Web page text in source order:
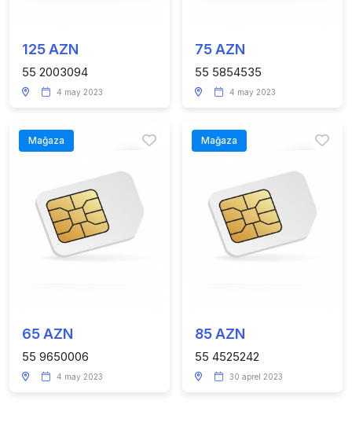
125 AZN
55 2003094
4 may 2023
75 AZN
55 5854535
4 may 2023
Mağaza
65 AZN
55 9650006
4 may 2023
Mağaza
85 AZN
55 4525242
30 aprel 2023